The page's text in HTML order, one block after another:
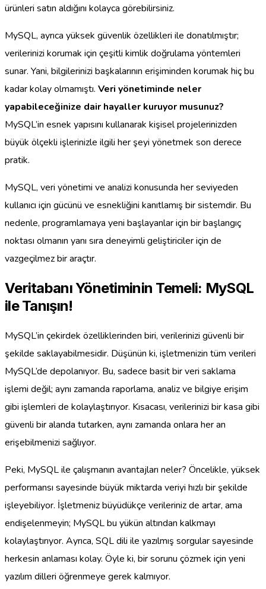
ürünleri satın aldığını kolayca görebilirsiniz.
MySQL, ayrıca yüksek güvenlik özellikleri ile donatılmıştır;
verilerinizi korumak için çeşitli kimlik doğrulama yöntemleri
sunar. Yani, bilgilerinizi başkalarının erişiminden korumak hiç bu
kadar kolay olmamıştı. Veri yönetiminde neler
yapabileceğinize dair hayaller kuruyor musunuz?
MySQL’in esnek yapısını kullanarak kişisel projelerinizden
büyük ölçekli işlerinizle ilgili her şeyi yönetmek son derece
pratik.
MySQL, veri yönetimi ve analizi konusunda her seviyeden
kullanıcı için gücünü ve esnekliğini kanıtlamış bir sistemdir. Bu
nedenle, programlamaya yeni başlayanlar için bir başlangıç
noktası olmanın yanı sıra deneyimli geliştiriciler için de
vazgeçilmez bir araçtır.
Veritabanı Yönetiminin Temeli: MySQL
ile Tanışın!
MySQL’in çekirdek özelliklerinden biri, verilerinizi güvenli bir
şekilde saklayabilmesidir. Düşünün ki, işletmenizin tüm verileri
MySQL’de depolanıyor. Bu, sadece basit bir veri saklama
işlemi değil; aynı zamanda raporlama, analiz ve bilgiye erişim
gibi işlemleri de kolaylaştırıyor. Kısacası, verilerinizi bir kasa gibi
güvenli bir alanda tutarken, aynı zamanda onlara her an
erişebilmenizi sağlıyor.
Peki, MySQL ile çalışmanın avantajları neler? Öncelikle, yüksek
performansı sayesinde büyük miktarda veriyi hızlı bir şekilde
işleyebiliyor. İşletmeniz büyüdükçe verileriniz de artar, ama
endişelenmeyin; MySQL bu yükün altından kalkmayı
kolaylaştırıyor. Ayrıca, SQL dili ile yazılmış sorgular sayesinde
herkesin anlaması kolay. Öyle ki, bir sorunu çözmek için yeni
yazılım dilleri öğrenmeye gerek kalmıyor.